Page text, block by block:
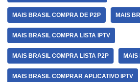
MAIS BRASIL COMPRA DE P2P MAIS
MAIS BRASIL COMPRA LISTA IPTV
MAIS BRASIL COMPRA LISTA P2P
MAIS BRASIL COMPRAR APLICATIVO IPTV